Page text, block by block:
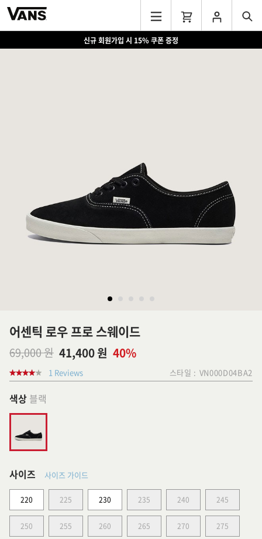
신규 회원가입 시 15% 쿠폰 증정
어센틱 로우 프로 스웨이드
69,000 원 41,400 원 40%
1 Reviews 스타일 : VN000D04BA2
색상 블랙
사이즈 사이즈 가이드
220 225 230 235 240 245
250 255 260 265 270 275